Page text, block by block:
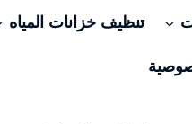
تنظيف خزانات المياه